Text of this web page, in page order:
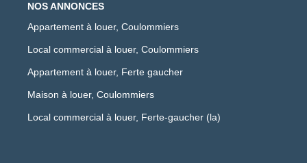
NOS ANNONCES
Appartement à louer, Coulommiers
Local commercial à louer, Coulommiers
Appartement à louer, Ferte gaucher
Maison à louer, Coulommiers
Local commercial à louer, Ferte-gaucher (la)